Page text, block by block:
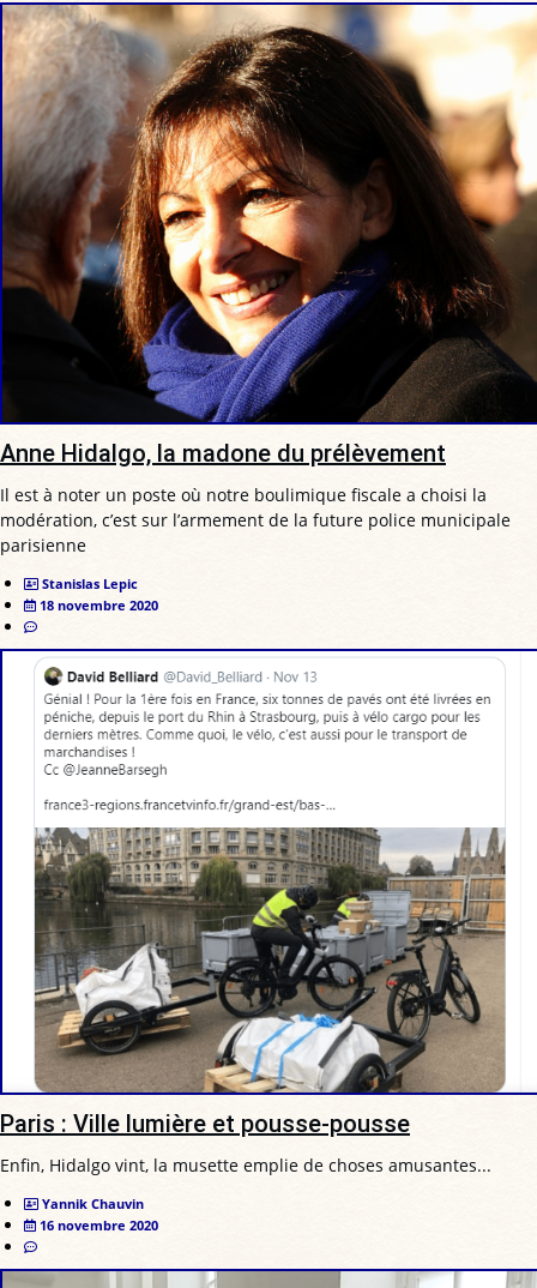
Anne Hidalgo, la madone du prélèvement
Il est à noter un poste où notre boulimique fiscale a choisi la
modération, c’est sur l’armement de la future police municipale
parisienne
Stanislas Lepic
18 novembre 2020
Paris : Ville lumière et pousse-pousse
Enfin, Hidalgo vint, la musette emplie de choses amusantes...
Yannik Chauvin
16 novembre 2020